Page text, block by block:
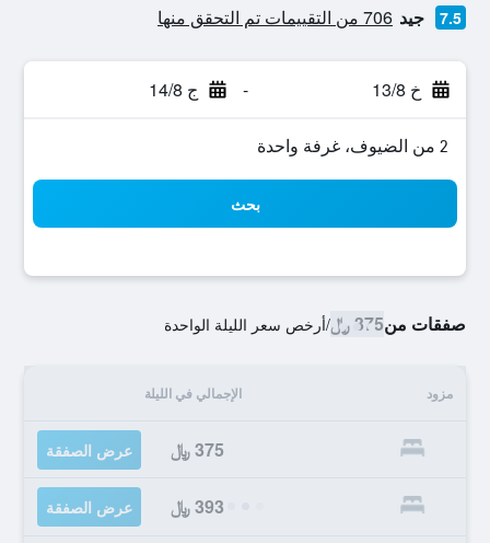
7.5 جيد 706 من التقييمات تم التحقق منها
خ 13/8 - ج 14/8
2 من الضيوف، غرفة واحدة
بحث
صفقات من375 ﷼ /أرخص سعر الليلة الواحدة
مزود الإجمالي في الليلة
375 ﷼ عرض الصفقة
393 ﷼ عرض الصفقة